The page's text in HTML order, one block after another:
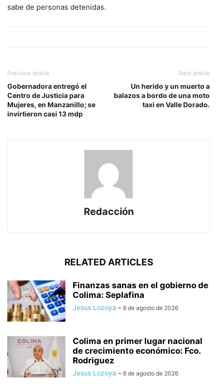
sabe de personas detenidas.
Previous article
Gobernadora entregó el
Centro de Justicia para
Mujeres, en Manzanillo; se
invirtieron casi 13 mdp
Next article
Un herido y un muerto a
balazos a bordo de una moto
taxi en Valle Dorado.
Redacción
RELATED ARTICLES
Finanzas sanas en el gobierno de
Colima: Seplafina
Jesus Lozoya - 6 de agosto de 2026
Colima en primer lugar nacional
de crecimiento económico: Fco.
Rodriguez
Jesus Lozoya - 6 de agosto de 2026